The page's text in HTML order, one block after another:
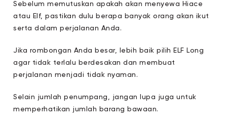
Sebelum memutuskan apakah akan menyewa Hiace
atau Elf, pastikan dulu berapa banyak orang akan ikut
serta dalam perjalanan Anda.
Jika rombongan Anda besar, lebih baik pilih ELF Long
agar tidak terlalu berdesakan dan membuat
perjalanan menjadi tidak nyaman.
Selain jumlah penumpang, jangan lupa juga untuk
memperhatikan jumlah barang bawaan.